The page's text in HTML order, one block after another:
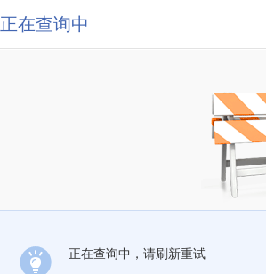
正在查询中
正在查询中，请刷新重试